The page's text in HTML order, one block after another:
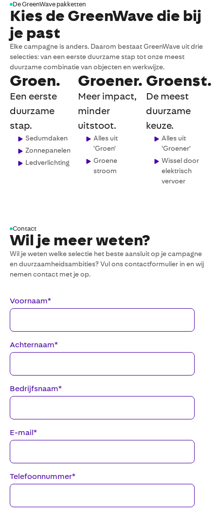
De GreenWave pakketten
Kies de GreenWave die bij
je past
Elke campagne is anders. Daarom bestaat GreenWave uit drie
selecties: van een eerste duurzame stap tot onze meest
duurzame combinatie van objecten en werkwijze.
Groen.
Een eerste
duurzame
stap.
Sedumdaken
Zonnepanelen
Ledverlichting
Groener.
Meer impact,
minder
uitstoot.
Alles uit
'Groen'
Groene
stroom
Groenst.
De meest
duurzame
keuze.
Alles uit
'Groener'
Wissel door
elektrisch
vervoer
Contact
Wil je meer weten?
Wil je weten welke selectie het beste aansluit op je campagne
en duurzaamheidsambities? Vul ons contactformulier in en wij
nemen contact met je op.
Voornaam*
Achternaam*
Bedrijfsnaam*
E-mail*
Telefoonnummer*